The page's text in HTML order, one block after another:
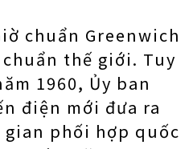
chuẩn Greenwich
thế giới. Tuy
1960, Ủy ban
điện mới đưa ra
phối hợp quốc